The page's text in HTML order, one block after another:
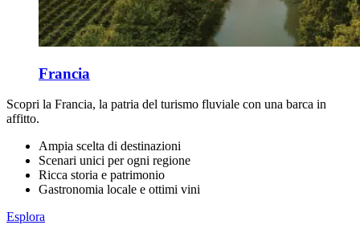
Francia
Scopri la Francia, la patria del turismo fluviale con una barca in
affitto.
Ampia scelta di destinazioni
Scenari unici per ogni regione
Ricca storia e patrimonio
Gastronomia locale e ottimi vini
Esplora